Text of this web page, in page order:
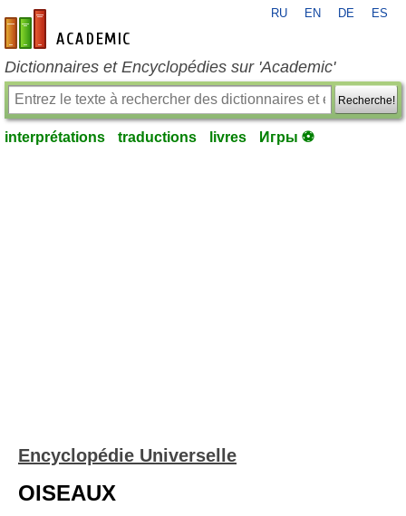
fr-academic.com
RU EN DE ES
Dictionnaires et Encyclopédies sur 'Academic'
Recherche!
interprétations traductions livres Игры ⚽
Encyclopédie Universelle
OISEAUX